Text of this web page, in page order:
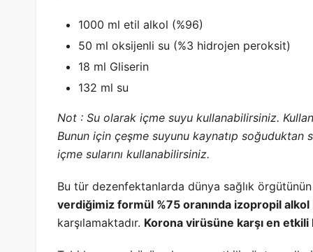
1000 ml etil alkol (%96)
50 ml oksijenli su (%3 hidrojen peroksit)
18 ml Gliserin
132 ml su
Not : Su olarak içme suyu kullanabilirsiniz.
Bunun için çeşme suyunu kaynatıp
içme sularını kullanabilirsiniz.
Bu tür dezenfektanlarda dünya sağlık
verdiğimiz formül %75 oranında izopropil
karşılamaktadır. Korona virüsüne karşı en